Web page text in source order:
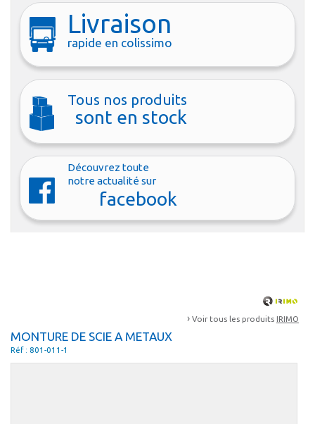
Livraison
rapide en colissimo
Tous nos produits
sont en stock
Découvrez toute
notre actualité sur
facebook
› Voir tous les produits IRIMO
MONTURE DE SCIE A METAUX
Réf : 801-011-1